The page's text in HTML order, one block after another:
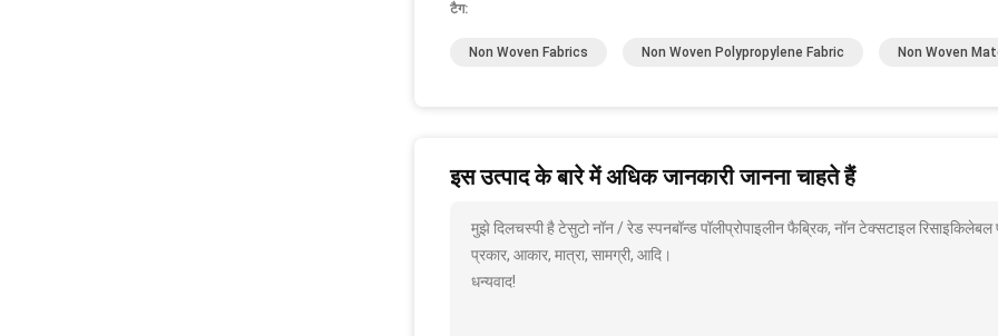
टैग:
Non Woven Fabrics Non Woven Polypropylene Fabric Non Woven
इस उत्पाद के बारे में अधिक जानकारी जानना चाहते हैं
मुझे दिलचस्पी है टेसुटो नॉन / रेड स्पनबॉन्ड पॉलीप्रोपाइलीन फैब्रिक, नॉन टेक्सटाइल
प्रकार, आकार, मात्रा, सामग्री, आदि।
धन्यवाद!